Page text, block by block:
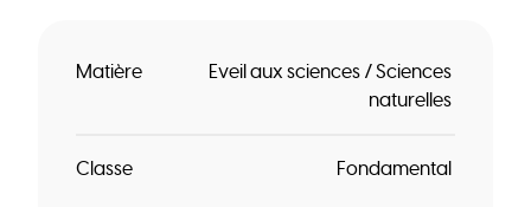
Matière
Eveil aux sciences / Sciences
naturelles
Classe Fondamental